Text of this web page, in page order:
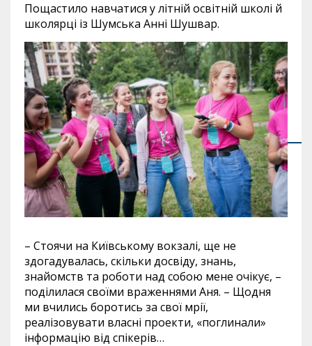
Пощастило навчатися у літній освітній школі й
школярці із Шумська Анні Шушвар.
– Стоячи на Київському вокзалі, ще не
здогадувалась, скільки досвіду, знань,
знайомств та роботи над собою мене очікує, –
поділилася своїми враженнями Аня. – Щодня
ми вчились боротись за свої мрії,
реалізовувати власні проекти, «поглинали»
інформацію від спікерів…